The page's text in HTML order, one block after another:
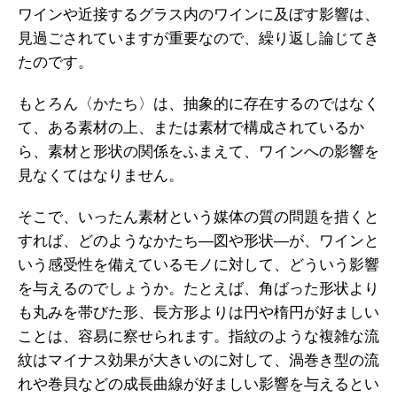
ワインや近接するグラス内のワインに及ぼす影響は、
見過ごされていますが重要なので、繰り返し論じてき
たのです。
もとろん〈かたち〉は、抽象的に存在するのではなく
て、ある素材の上、または素材で構成されているか
ら、素材と形状の関係をふまえて、ワインへの影響を
見なくてはなりません。
そこで、いったん素材という媒体の質の問題を措くと
すれば、どのようなかたち―図や形状―が、ワインと
いう感受性を備えているモノに対して、どういう影響
を与えるのでしょうか。たとえば、角ばった形状より
も丸みを帯びた形、長方形よりは円や楕円が好ましい
ことは、容易に察せられます。指紋のような複雑な流
紋はマイナス効果が大きいのに対して、渦巻き型の流
れや巻貝などの成長曲線が好ましい影響を与えるとい